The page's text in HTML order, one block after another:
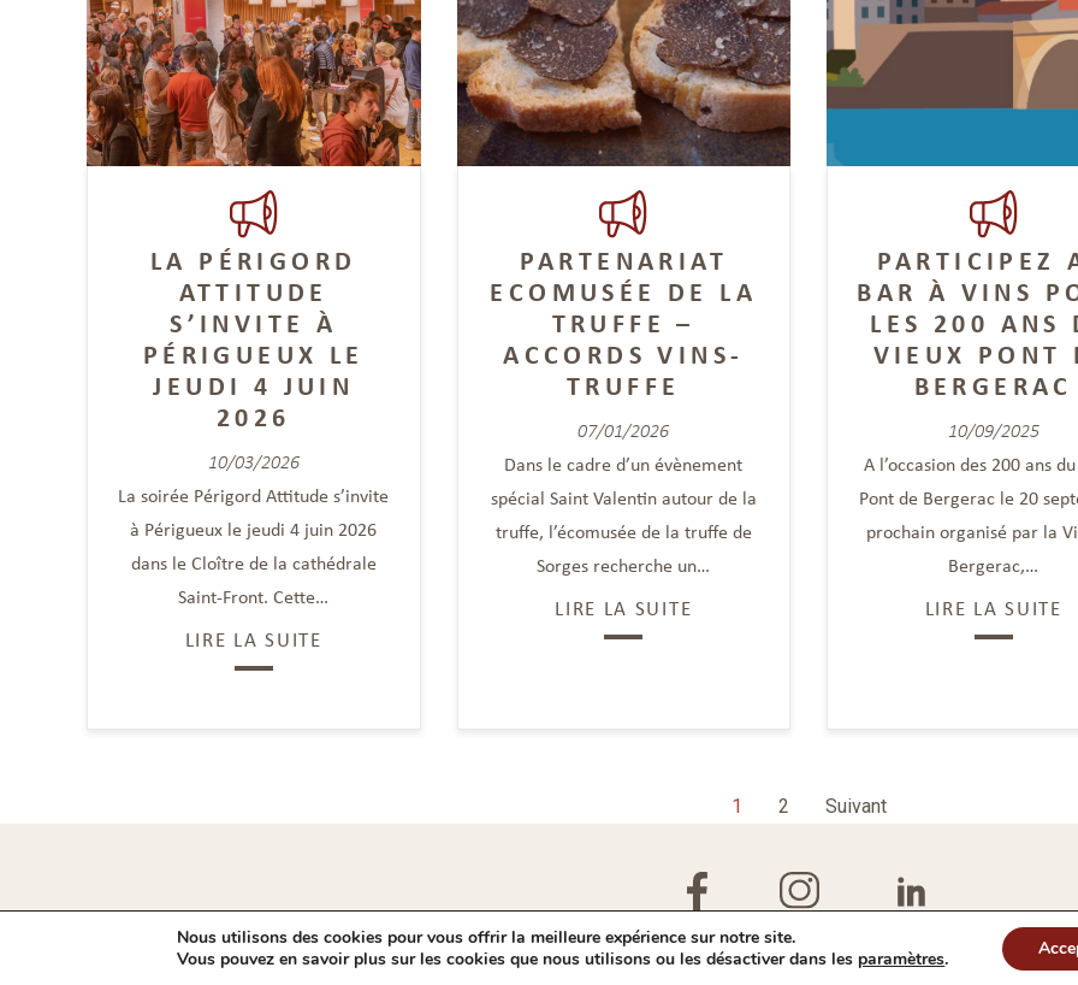
LA PÉRIGORD
ATTITUDE
S’INVITE À
PÉRIGUEUX LE
JEUDI 4 JUIN
2026
10/03/2026
La soirée Périgord Attitude s’invite
à Périgueux le jeudi 4 juin 2026
dans le Cloître de la cathédrale
Saint-Front. Cette…
LIRE LA SUITE
PARTENARIAT
ECOMUSÉE DE LA
TRUFFE –
ACCORDS VINS-
TRUFFE
07/01/2026
Dans le cadre d’un évènement
spécial Saint Valentin autour de la
truffe, l’écomusée de la truffe de
Sorges recherche un…
LIRE LA SUITE
PARTICIPEZ
BAR À VINS
LES 200 ANS
VIEUX PONT
BERGERAC
10/09/2025
A l’occasion des 200 ans
Pont de Bergerac le 20
prochain organisé par la
Bergerac,…
LIRE LA SUITE
1 2 Suivant
Contact Plan du site Mentions légales Politique de confidentialité
Nous utilisons des cookies pour vous offrir la meilleure expérience sur notre site.
Vous pouvez en savoir plus sur les cookies que nous utilisons ou les désactiver dans les paramètres.